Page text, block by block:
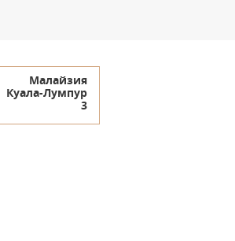
Малайзия
Куала-Лумпур
3